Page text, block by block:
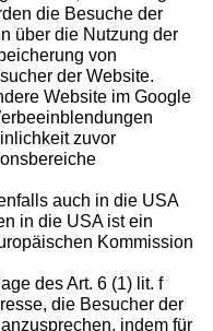
die Besuche der
über die Nutzung der
von
der Website.
Website im Google
zuvor
auch in die USA
in die USA ist ein
Kommission
des Art. 6 (1) lit. f
die Besucher der
indem für